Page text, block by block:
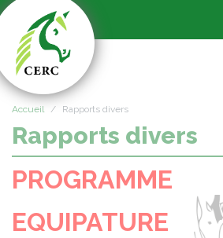
Accueil Rapports divers
Rapports divers
PROGRAMME
EQUIPATURE
Panneau de gestion des cookies